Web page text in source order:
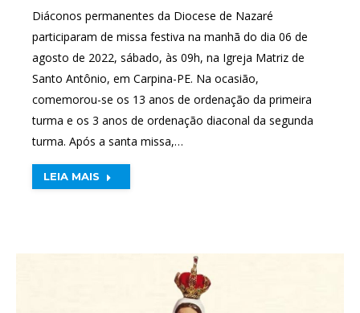
Diáconos permanentes da Diocese de Nazaré
participaram de missa festiva na manhã do dia 06 de
agosto de 2022, sábado, às 09h, na Igreja Matriz de
Santo Antônio, em Carpina-PE. Na ocasião,
comemorou-se os 13 anos de ordenação da primeira
turma e os 3 anos de ordenação diaconal da segunda
turma. Após a santa missa,…
LEIA MAIS